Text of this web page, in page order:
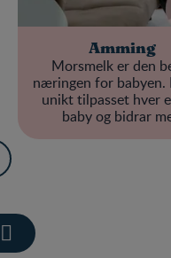
Amming
Morsmelk er den
næringen for babyen.
unikt tilpasset hver
baby og bidrar